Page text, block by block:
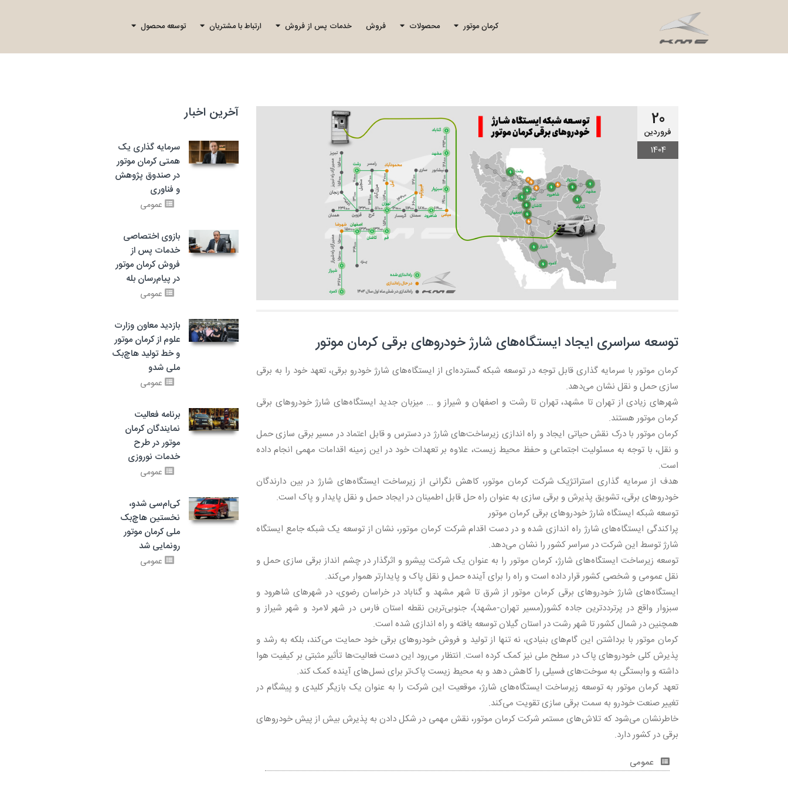
کرمان موتور محصولات فروش خدمات پس از فروش ارتباط با مشتریان توسعه محصول
20
فروردین
1404
توسعه سراسری ایجاد ایستگاه‌های شارژ خودروهای برقی کرمان موتور
کرمان موتور با سرمایه گذاری قابل توجه در توسعه شبکه گسترده‌ای از ایستگاه‌های شارژ خودرو برقی، تعهد خود را به برقی
سازی حمل و نقل نشان می‌دهد.
شهرهای زیادی از تهران تا مشهد، تهران تا رشت و اصفهان و شیراز و ... میزبان جدید ایستگاه‌های شارژ خودروهای برقی
کرمان موتور هستند.
کرمان موتور با درک نقش حیاتی ایجاد و راه اندازی زیرساخت‌های شارژ در دسترس و قابل اعتماد در مسیر برقی سازی حمل
و نقل، با توجه به مسئولیت اجتماعی و حفظ محیط زیست، علاوه بر تعهدات خود در این زمینه اقدامات مهمی انجام داده
است.
هدف از سرمایه گذاری استراتژیک شرکت کرمان موتور، کاهش نگرانی از زیرساخت‌ ایستگاه‌های شارژ در بین دارندگان
خودروهای برقی، تشویق پذیرش و برقی سازی به عنوان راه حل‌ قابل اطمینان در ایجاد حمل و نقل پایدار و پاک است.
توسعه شبکه ایستگاه شارژ خودروهای برقی کرمان موتور
پراکندگی ایستگاه‌های شارژ راه اندازی شده و در دست اقدام شرکت کرمان موتور، نشان از توسعه یک شبکه جامع ایستگاه
شارژ توسط این شرکت در سراسر کشور را نشان می‌دهد.
توسعه زیرساخت‌ ایستگاه‌های شارژ، کرمان موتور را به عنوان یک شرکت پیشرو و اثرگذار در چشم انداز برقی سازی حمل و
نقل عمومی و شخصی کشور قرار داده است و راه را برای آینده حمل و نقل پاک و پایدارتر هموار می‌کند.
ایستگاه‌های شارژ خودروهای برقی کرمان موتور از شرق تا شهر مشهد و گناباد در خراسان رضوی، در شهرهای شاهرود و
سبزوار واقع در پرترددترین جاده کشور(مسیر تهران-مشهد)، جنوبی‌ترین نقطه استان فارس در شهر لامرد و شهر شیراز و
همچنین در شمال کشور تا شهر رشت در استان گیلان توسعه یافته و راه اندازی شده است.
کرمان موتور با برداشتن این گام‌های بنیادی، نه تنها از تولید و فروش خودروهای برقی خود حمایت می‌کند، بلکه به رشد و
پذیرش کلی خودروهای پاک در سطح ملی نیز کمک کرده است. انتظار می‌رود این دست فعالیت‌ها تأثیر مثبتی بر کیفیت هوا
داشته و وابستگی به سوخت‌های فسیلی را کاهش دهد و به محیط زیست پاک‌تر برای نسل‌های آینده کمک کند.
تعهد کرمان موتور به توسعه زیرساخت‌ ایستگاه‌های شارژ، موقعیت این شرکت را به عنوان یک بازیگر کلیدی و پیشگام در
تغییر صنعت خودرو به سمت برقی سازی تقویت می‌کند.
خاطرنشان می‌شود که تلاش‌های مستمر شرکت کرمان موتور، نقش مهمی در شکل دادن به پذیرش بیش از پیش خودروهای
برقی در کشور دارد.
عمومی
آخرین اخبار
سرمایه گذاری یک
همتی کرمان موتور
در صندوق پژوهش
و فناوری
عمومی
بازوی اختصاصی
خدمات پس از
فروش کرمان موتور
در پیام‌رسان بله
عمومی
بازدید معاون وزارت
علوم از کرمان موتور
و خط تولید هاچ‌بک
ملی شدو
عمومی
برنامه فعالیت
نمایندگان کرمان
موتور در طرح
خدمات نوروزی
عمومی
کی‌ام‌سی شدو،
نخستین هاچ‌بک
ملی کرمان موتور
رونمایی شد
عمومی